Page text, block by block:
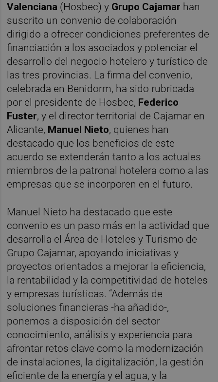
Valenciana (Hosbec) y Grupo Cajamar han
suscrito un convenio de colaboración
dirigido a ofrecer condiciones preferentes de
financiación a los asociados y potenciar el
desarrollo del negocio hotelero y turístico de
las tres provincias. La firma del convenio,
celebrada en Benidorm, ha sido rubricada
por el presidente de Hosbec, Federico
Fuster, y el director territorial de Cajamar en
Alicante, Manuel Nieto, quienes han
destacado que los beneficios de este
acuerdo se extenderán tanto a los actuales
miembros de la patronal hotelera como a las
empresas que se incorporen en el futuro.
Manuel Nieto ha destacado que este
convenio es un paso más en la actividad que
desarrolla el Área de Hoteles y Turismo de
Grupo Cajamar, apoyando iniciativas y
proyectos orientados a mejorar la eficiencia,
la rentabilidad y la competitividad de hoteles
y empresas turísticas. “Además de
soluciones financieras -ha añadido-,
ponemos a disposición del sector
conocimiento, análisis y experiencia para
afrontar retos clave como la modernización
de instalaciones, la digitalización, la gestión
eficiente de la energía y el agua, y la